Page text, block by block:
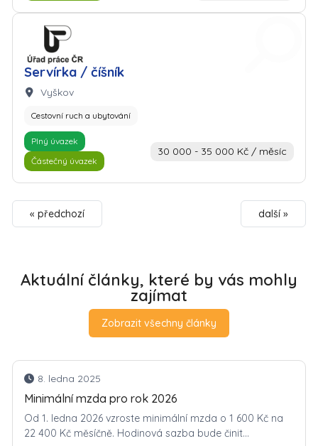
Servírka / číšník
Zaměstnavatel: Úřad práce
Lokalita:
Vyškov
Cestovní ruch a ubytování
Plný úvazek
Částečný úvazek
30 000 - 35 000 Kč / měsíc
« předchozí další »
Aktuální články, které by vás mohly
zajímat
Zobrazit všechny články
8. ledna 2025
Minimální mzda pro rok 2026
Od 1. ledna 2026 vzroste minimální mzda o 1 600 Kč na
22 400 Kč měsíčně. Hodinová sazba bude činit...